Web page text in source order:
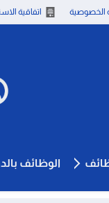
الخصوصية اتفاقية
الوظائف